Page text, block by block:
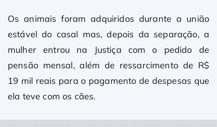
Os animais foram adquiridos durante a união
estável do casal mas, depois da separação, a
mulher entrou na Justiça com o pedido de
pensão mensal, além de ressarcimento de R$
19 mil reais para o pagamento de despesas que
ela teve com os cães.